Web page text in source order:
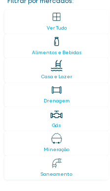
Ver Tudo
Alimentos e Bebidas
Casa e Lazer
Drenagem
Gás
Mineração
Saneamento